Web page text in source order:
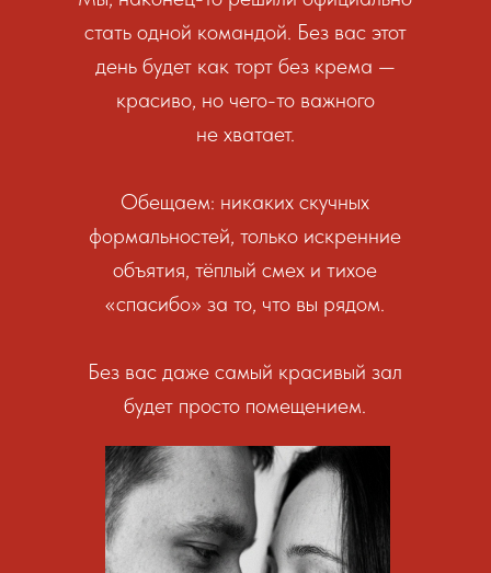
стать одной командой. Без вас этот
день будет как торт без крема —
красиво, но чего-то важного
не хватает.
Обещаем: никаких скучных
формальностей, только искренние
объятия, тёплый смех и тихое
«спасибо» за то, что вы рядом.
Без вас даже самый красивый зал
будет просто помещением.